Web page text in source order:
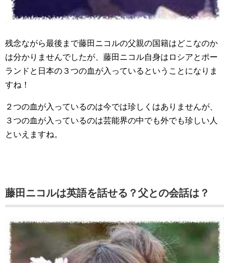
残念ながら最後まで藤田ニコルの父親の国籍はどこなのか
は分かりませんでしたが、藤田ニコル自身はロシアとポー
ランドと日本の３つの血が入っているということになりま
すね！
２つの血が入っているのは今では珍しくはありませんが、
３つの血が入っているのは芸能界の中でも外でも珍しい人
といえますね。
藤田ニコルは英語を話せる？父との会話は？